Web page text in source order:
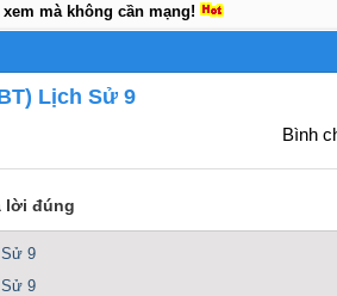
mà không cần mạng!
Lịch Sử 9
Bình
lời đúng
9
9